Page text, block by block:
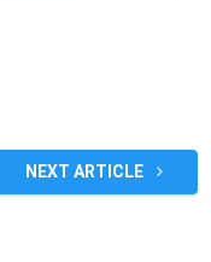
NEXT ARTICLE